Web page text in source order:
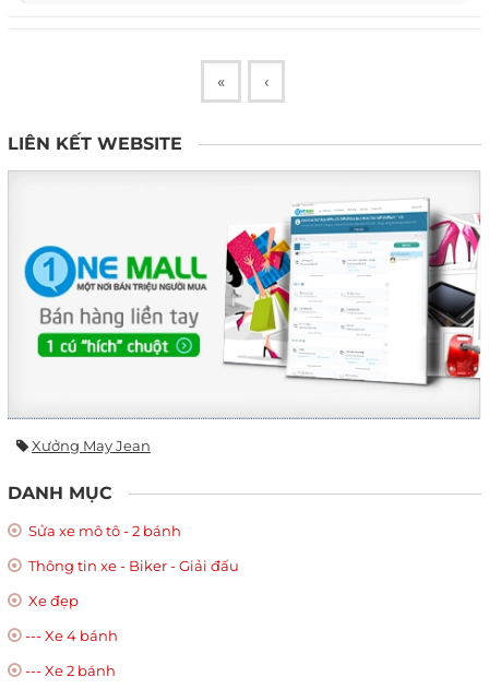
« ‹
LIÊN KẾT WEBSITE
Xưởng May Jean
DANH MỤC
Sửa xe mô tô - 2 bánh
Thông tin xe - Biker - Giải đấu
Xe đẹp
--- Xe 4 bánh
--- Xe 2 bánh